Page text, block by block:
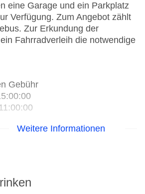
eine Garage und ein Parkplatz
Verfügung. Zum Angebot zählt
Zur Erkundung der
Fahrradverleih die notwendige
Gebühr
Renovierung: 2016
Weitere Informationen